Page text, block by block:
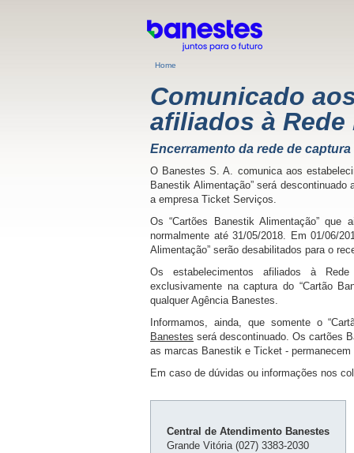
Home
Comunicado
afiliados à
Encerramento da rede de captura
O Banestes S. A. comunica aos
Banestik Alimentação” será
a empresa Ticket Serviços.
Os “Cartões Banestik Alimentação” que
normalmente até 31/05/2018. Em 01/06/
Alimentação” serão desabilitados para o
Os estabelecimentos afiliados à
exclusivamente na captura do “Cartão
qualquer Agência Banestes.
Informamos, ainda, que somente o
Banestes será descontinuado. Os cartões
as marcas Banestik e Ticket -
Em caso de dúvidas ou informações nos
Central de Atendimento Banestes
Grande Vitória (027) 3383-2030